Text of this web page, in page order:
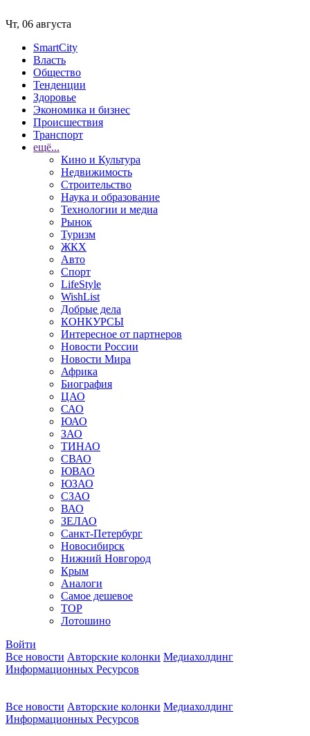
Чт, 06 августа
SmartCity
Власть
Общество
Тенденции
Здоровье
Экономика и бизнес
Происшествия
Транспорт
ещё...
Кино и Культура
Недвижимость
Строительство
Наука и образование
Технологии и медиа
Рынок
Туризм
ЖКХ
Авто
Спорт
LifeStyle
WishList
Добрые дела
КОНКУРСЫ
Интересное от партнеров
Новости России
Новости Мира
Африка
Биография
ЦАО
САО
ЮАО
ЗАО
ТИНАО
СВАО
ЮВАО
ЮЗАО
СЗАО
ВАО
ЗЕЛАО
Санкт-Петербург
Новосибирск
Нижний Новгород
Крым
Аналоги
Самое дешевое
TOP
Лотошино
Войти
Все новости Авторские колонки Медиахолдинг
Информационных Ресурсов
Все новости Авторские колонки Медиахолдинг
Информационных Ресурсов